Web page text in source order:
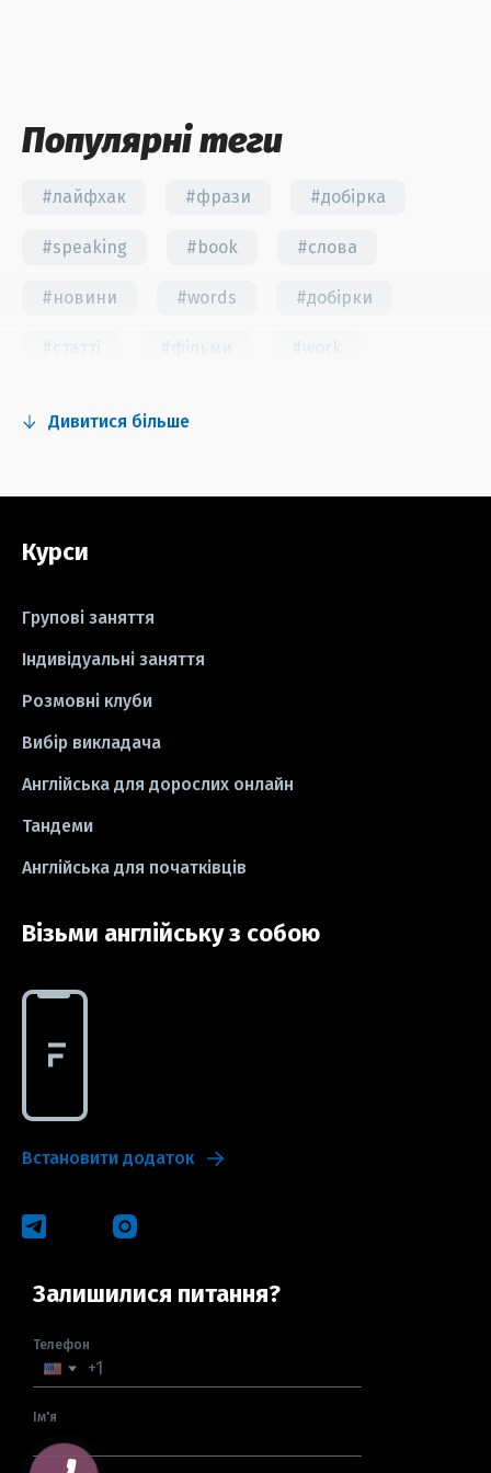
Популярні теги
#лайфхак #фрази #добірка
#speaking #book #слова
#новини #words #добірки
#grammar #writing #вправи
#пісні
#школа #ігри
#СV #резюме
#idioms
Дивитися більше
Курси
Групові заняття
Індивідуальні заняття
Розмовні клуби
Вибір викладача
Англійська для дорослих онлайн
Тандеми
Англійська для початківців
Візьми англійську з собою
Встановити додаток
Залишилися питання?
Телефон
Ім'я